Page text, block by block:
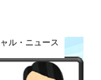
ル・ニュース